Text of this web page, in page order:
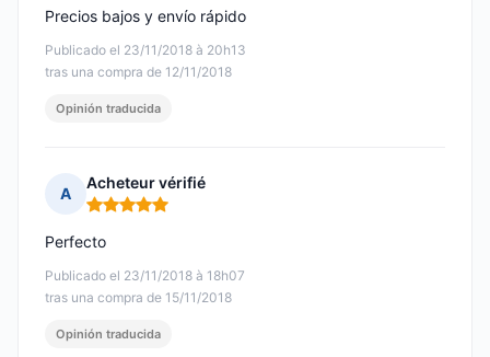
Publicado el 23/11/2018 à 20h13
tras una compra de 12/11/2018
Precios bajos y envío rápido
Opinión traducida
A
Acheteur vérifié
Nota: 5 de 5
Publicado el 23/11/2018 à 18h07
tras una compra de 15/11/2018
Perfecto
Opinión traducida